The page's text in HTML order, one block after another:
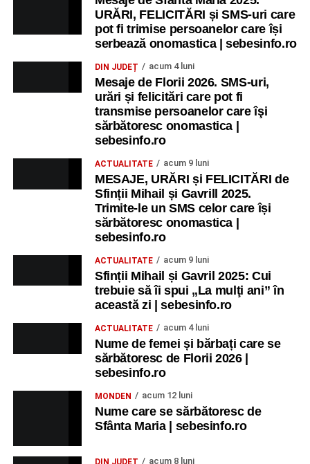
URĂRI, FELICITĂRI și SMS-uri care
pot fi trimise persoanelor care își
serbează onomastica | sebesinfo.ro
DIN JUDEȚ acum 4 luni
Mesaje de Florii 2026. SMS-uri,
urări și felicitări care pot fi
transmise persoanelor care îşi
sărbătoresc onomastica |
sebesinfo.ro
ACTUALITATE acum 9 luni
MESAJE, URĂRI și FELICITĂRI de
Sfinții Mihail și Gavrill 2025.
Trimite-le un SMS celor care își
sărbătoresc onomastica |
sebesinfo.ro
ACTUALITATE acum 9 luni
Sfinții Mihail și Gavril 2025: Cui
trebuie să îi spui „La mulţi ani” în
această zi | sebesinfo.ro
ACTUALITATE acum 4 luni
Nume de femei și bărbați care se
sărbătoresc de Florii 2026 |
sebesinfo.ro
MONDEN acum 12 luni
Nume care se sărbătoresc de
Sfânta Maria | sebesinfo.ro
DIN JUDEȚ acum 8 luni